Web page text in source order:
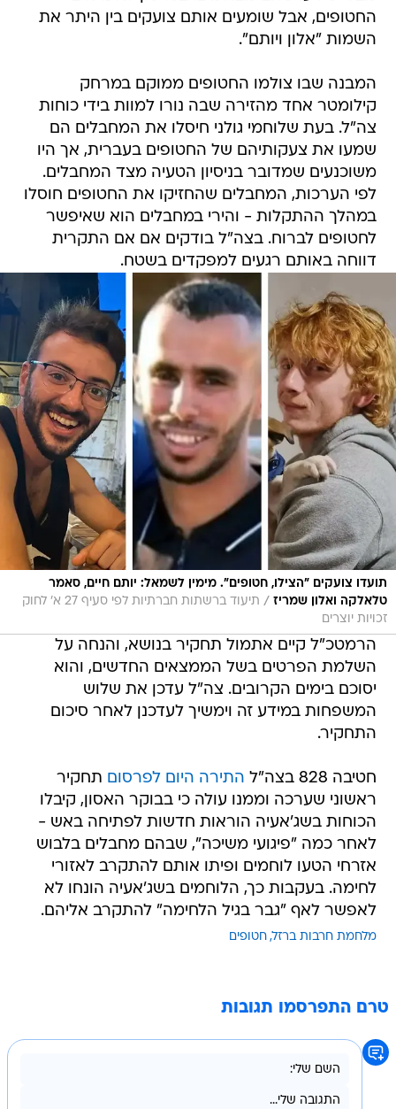
החטופים, אבל שומעים אותם צועקים בין היתר את
השמות "אלון ויותם".
המבנה שבו צולמו החטופים ממוקם במרחק
קילומטר אחד מהזירה שבה נורו למוות בידי כוחות
צה"ל. בעת שלוחמי גולני חיסלו את המחבלים הם
שמעו את צעקותיהם של החטופים בעברית, אך היו
משוכנעים שמדובר בניסיון הטעיה מצד המחבלים.
לפי הערכות, המחבלים שהחזיקו את החטופים חוסלו
במהלך ההתקלות - והירי במחבלים הוא שאיפשר
לחטופים לברוח. בצה"ל בודקים אם אם התקרית
דווחה באותם רגעים למפקדים בשטח.
תועדו צועקים "הצילו, חטופים". מימין לשמאל: יותם חיים, סאמר
טלאלקה ואלון שמריז /
תיעוד ברשתות חברתיות לפי סעיף 27 א' לחוק
זכויות יוצרים
הרמטכ"ל קיים אתמול תחקיר בנושא, והנחה על
השלמת הפרטים בשל הממצאים החדשים, והוא
יסוכם בימים הקרובים. צה"ל עדכן את שלוש
המשפחות במידע זה וימשיך לעדכנן לאחר סיכום
התחקיר.
חטיבה 828 בצה"ל התירה היום לפרסום תחקיר
ראשוני שערכה וממנו עולה כי בבוקר האסון, קיבלו
הכוחות בשג'אעיה הוראות חדשות לפתיחה באש -
לאחר כמה "פיגועי משיכה", שבהם מחבלים בלבוש
אזרחי הטעו לוחמים ופיתו אותם להתקרב לאזורי
לחימה. בעקבות כך, הלוחמים בשג'אעיה הונחו לא
לאפשר לאף "גבר בגיל הלחימה" להתקרב אליהם.
מלחמת חרבות ברזל חטופים
טרם התפרסמו תגובות